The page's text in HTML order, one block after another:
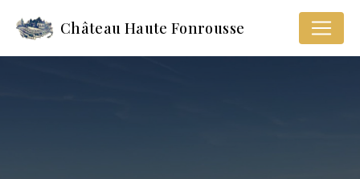
Château Haute Fonrousse